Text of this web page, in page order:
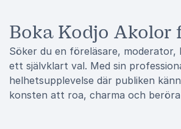
Boka Kodjo Akolor
Söker du en föreläsare,
ett självklart val. Med sin
helhetsupplevelse där publiken
konsten att roa, charma och